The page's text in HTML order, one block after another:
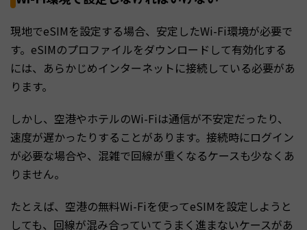
現地でeSIMを設定する場合、安定したWi-Fi環境が必要で
す。eSIMのプロファイルをダウンロードして有効化する
には、あらかじめインターネットに接続している必要があ
ります。
しかし、空港やホテルのWi-Fiは通信が不安定だったり、
速度が遅かったりすることがあります。接続時にログイン
が必要な場合や、混雑で回線が重くなるケースも少なくあ
りません。
たとえば、空港の無料Wi-Fiを使ってeSIMを設定しようと
しても、回線が混み合っていてうまく進まないケースがあ